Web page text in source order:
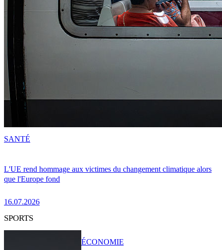
L'UE rend hommage aux victimes du changement climatique alors
que l'Europe fond
16.07.2026
SANTÉ
SPORTS
ÉCONOMIE